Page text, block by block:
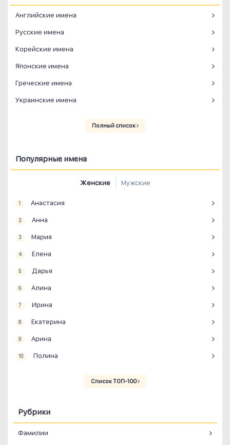
Английские имена
Русские имена
Корейские имена
Японские имена
Греческие имена
Украинские имена
Полный список
Популярные имена
Женские Мужские
1 Анастасия
2 Анна
3 Мария
4 Елена
5 Дарья
6 Алина
7 Ирина
8 Екатерина
9 Арина
10 Полина
Список ТОП-100
Рубрики
Фамилии